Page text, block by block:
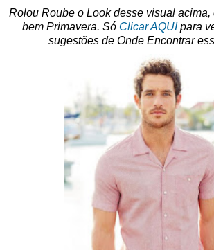
Rolou Roube o Look desse visual acima,
bem Primavera. Só Clicar AQUIpara
sugestões de Onde Encontrar